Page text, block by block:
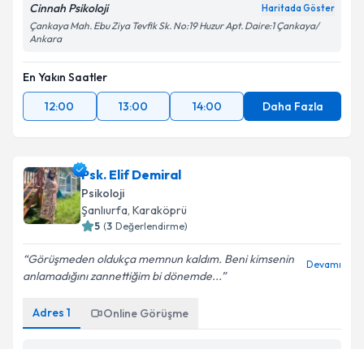
Cinnah Psikoloji Haritada Göster
Çankaya Mah. Ebu Ziya Tevfik Sk. No:19 Huzur Apt. Daire:1 Çankaya/
Ankara
En Yakın Saatler
12:00
13:00 14:00 Daha Fazla
Psk. Elif Demiral
Psikoloji
Şanlıurfa, Karaköprü
5 (3 Değerlendirme)
Görüşmeden oldukça memnun kaldım. Beni kimsenin
anlamadığını zannettiğim bi dönemde...
Devamı
Adres 1 Online Görüşme